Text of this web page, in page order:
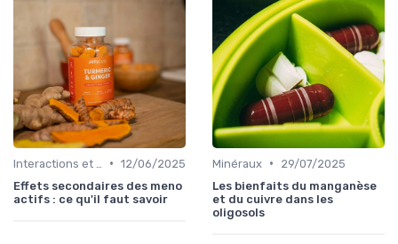
• 12/06/2025
Effets secondaires des meno
actifs : ce qu'il faut savoir
Minéraux •
29/07/2025
Les bienfaits du manganèse
et du cuivre dans les
oligosols